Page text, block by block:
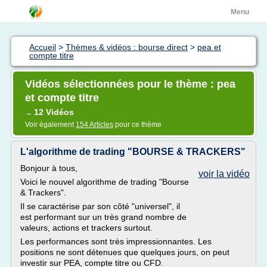
Menu
Accueil > Thèmes & vidéos : bourse direct > pea et
compte titre
Vidéos sélectionnées pour le thème : pea
et compte titre
→ 12 Vidéos
Voir également 154 Articles pour ce thème
L'algorithme de trading "BOURSE & TRACKERS"
voir la vidéo
Bonjour à tous,
Voici le nouvel algorithme de trading "Bourse
& Trackers".
Il se caractérise par son côté "universel", il
est performant sur un très grand nombre de
valeurs, actions et trackers surtout.
Les performances sont très impressionnantes. Les
positions ne sont détenues que quelques jours, on peut
investir sur PEA, compte titre ou CFD.